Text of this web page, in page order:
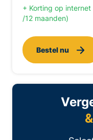
+ Korting op
/12 maanden)
Bestel nu